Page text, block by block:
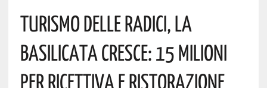
Turismo Delle Radici, La
Basilicata Cresce: 15 Milioni
Per Ricettiva E Ristorazione